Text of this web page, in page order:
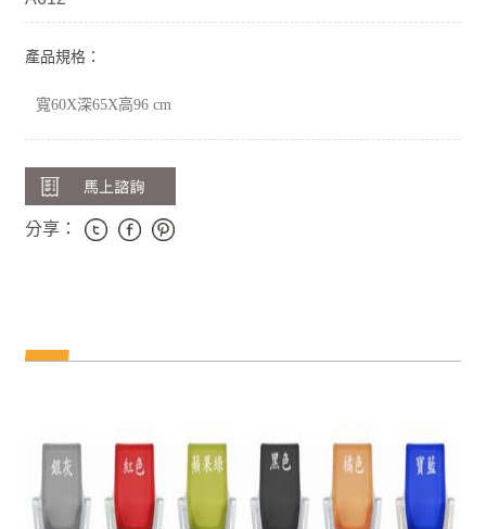
產品規格：
寬60X深65X高96 cm
分享：